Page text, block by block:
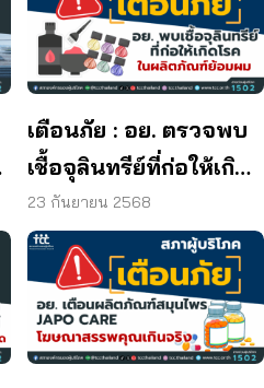
เตือนภัย : อย. ตรวจพบ
เชื้อจุลินทรีย์ที่ก่อให้เกิด
โรค และพบแบคทีเรีย
ยีสต์ และรา เกิน
มาตรฐานกำหนด ใน
ผลิตภัณฑ์ย้อมผม
23 กันยายน 2568